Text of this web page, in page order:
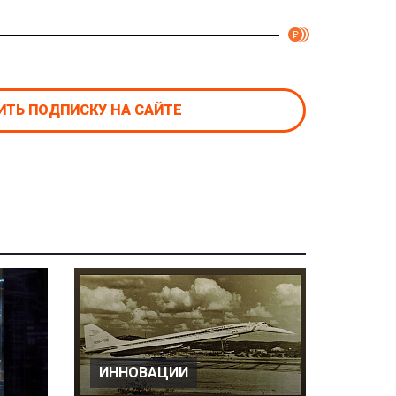
ПОДПИСКУ НА САЙТЕ
ИННОВАЦИИ